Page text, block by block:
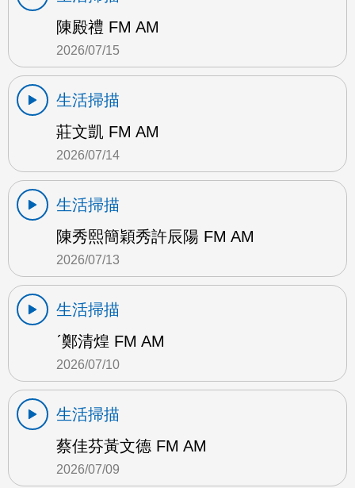
陳殿禮 FM AM
2026/07/15
生活掃描
莊文凱 FM AM
2026/07/14
生活掃描
陳秀熙簡穎秀許辰陽 FM AM
2026/07/13
生活掃描
ˊ鄭清煌 FM AM
2026/07/10
生活掃描
蔡佳芬黃文德 FM AM
2026/07/09